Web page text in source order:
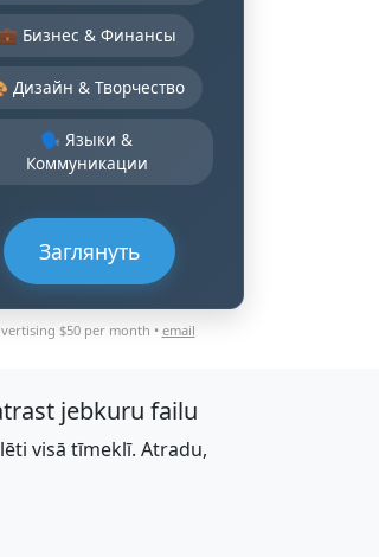
💼 Бизнес & Финансы
Дизайн & Творчество
🗣️ Языки &
Коммуникации
Заглянуть
$50 per month •email
jebkuru failu
visā tīmeklī. Atradu,